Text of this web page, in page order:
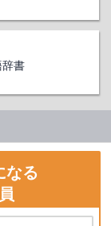
書
なる